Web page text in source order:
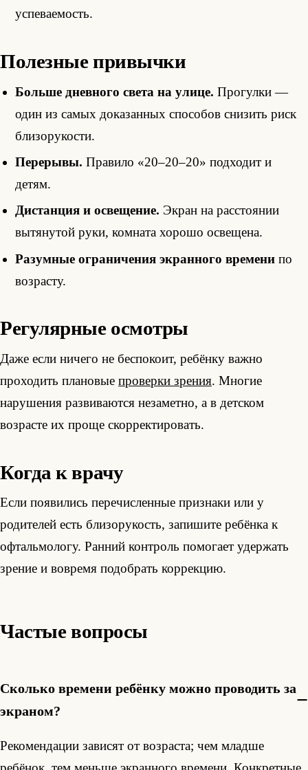
успеваемость.
Полезные привычки
Больше дневного света на улице. Прогулки —
один из самых доказанных способов снизить риск
близорукости.
Перерывы. Правило «20–20–20» подходит и
детям.
Дистанция и освещение. Экран на расстоянии
вытянутой руки, комната хорошо освещена.
Разумные ограничения экранного времени по
возрасту.
Регулярные осмотры
Даже если ничего не беспокоит, ребёнку важно
проходить плановые проверки зрения. Многие
нарушения развиваются незаметно, а в детском
возрасте их проще скорректировать.
Когда к врачу
Если появились перечисленные признаки или у
родителей есть близорукость, запишите ребёнка к
офтальмологу. Ранний контроль помогает удержать
зрение и вовремя подобрать коррекцию.
Частые вопросы
Сколько времени ребёнку можно проводить за
экраном?
Рекомендации зависят от возраста; чем младше